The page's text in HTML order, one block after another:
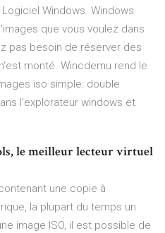
Windows. Windows.
que vous voulez dans
pas besoin de réserver des
monté. Wincdemu rend le
iso simple: double
l'explorateur windows et
le meilleur lecteur virtuel
une copie à
la plupart du temps un
image ISO, il est possible de